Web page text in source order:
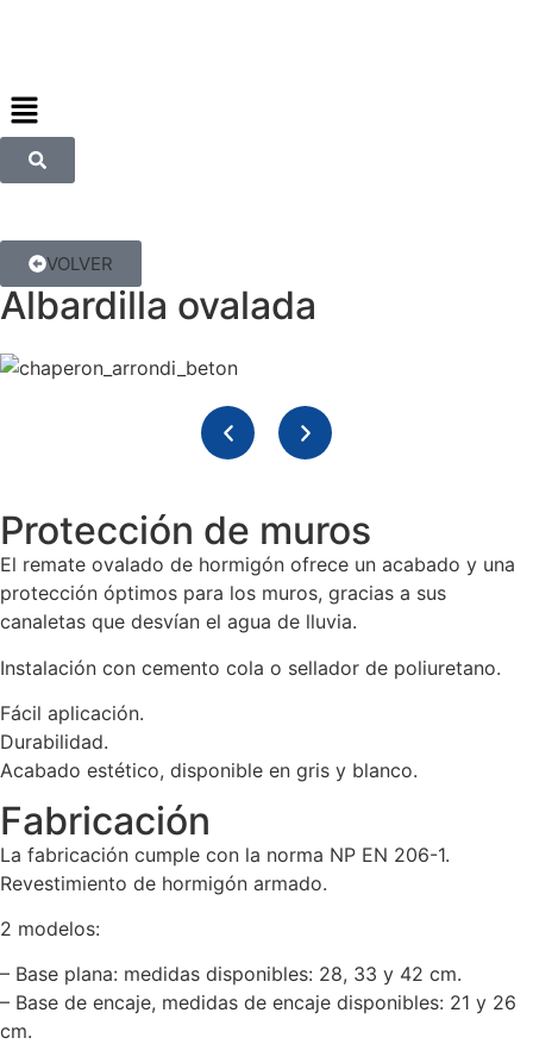
VOLVER
Albardilla ovalada
Protección de muros
El remate ovalado de hormigón ofrece un acabado y una
protección óptimos para los muros, gracias a sus
canaletas que desvían el agua de lluvia.
Instalación con cemento cola o sellador de poliuretano.
Fácil aplicación.
Durabilidad.
Acabado estético, disponible en gris y blanco.
Fabricación
La fabricación cumple con la norma NP EN 206-1.
Revestimiento de hormigón armado.
2 modelos:
– Base plana: medidas disponibles: 28, 33 y 42 cm.
– Base de encaje, medidas de encaje disponibles: 21 y 26
cm.